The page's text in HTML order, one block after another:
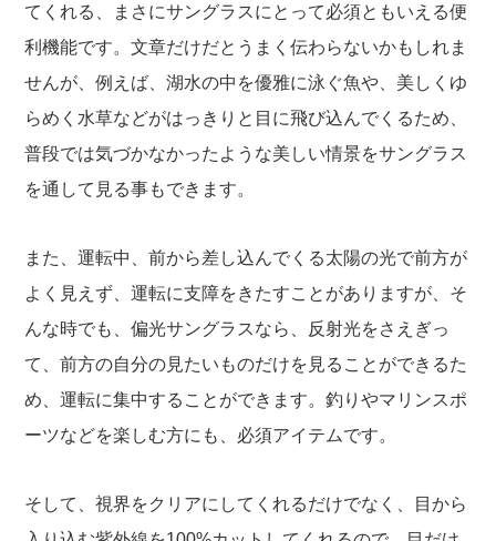
てくれる、まさにサングラスにとって必須ともいえる便
利機能です。文章だけだとうまく伝わらないかもしれま
せんが、例えば、湖水の中を優雅に泳ぐ魚や、美しくゆ
らめく水草などがはっきりと目に飛び込んでくるため、
普段では気づかなかったような美しい情景をサングラス
を通して見る事もできます。
また、運転中、前から差し込んでくる太陽の光で前方が
よく見えず、運転に支障をきたすことがありますが、そ
んな時でも、偏光サングラスなら、反射光をさえぎっ
て、前方の自分の見たいものだけを見ることができるた
め、運転に集中することができます。釣りやマリンスポ
ーツなどを楽しむ方にも、必須アイテムです。
そして、視界をクリアにしてくれるだけでなく、目から